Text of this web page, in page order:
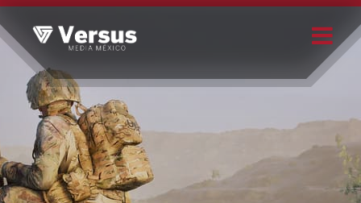
Skip
to
content
Buscar
Usuario